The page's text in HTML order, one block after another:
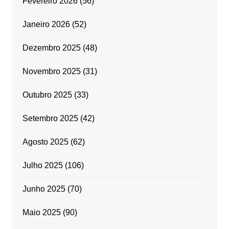
Janeiro 2026(52)
Dezembro 2025(48)
Novembro 2025(31)
Outubro 2025(33)
Setembro 2025(42)
Agosto 2025(62)
Julho 2025(106)
Junho 2025(70)
Maio 2025(90)